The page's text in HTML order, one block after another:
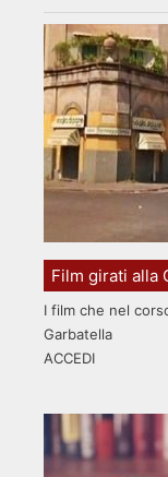
Film girati alla
I film che nel
Garbatella
ACCEDI